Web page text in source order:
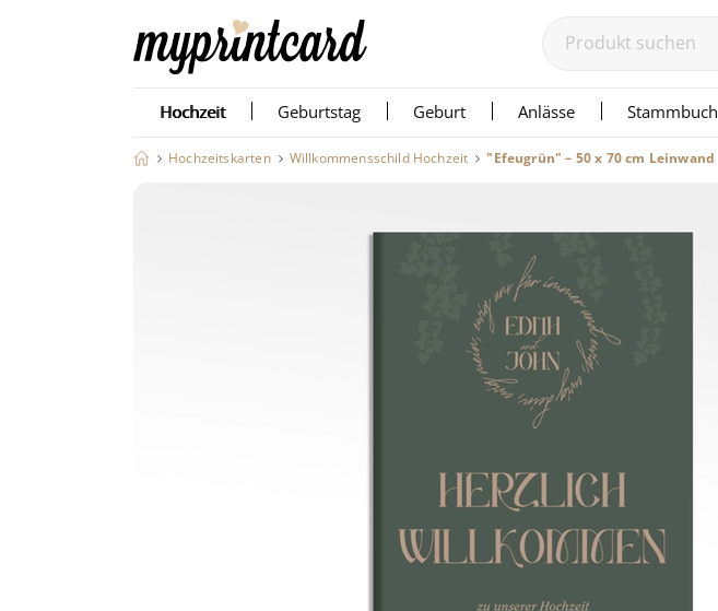
Hochzeit Geburtstag Geburt Anlässe Stammbuch
Hochzeitskarten Willkommensschild Hochzeit "Efeugrün" – 50 x 70 cm Leinwand